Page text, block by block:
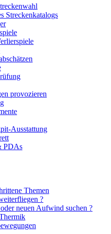
Streckenkatalogs
provozieren
Ausstattung
PDAs
Themen
?
neuen Aufwind suchen ?